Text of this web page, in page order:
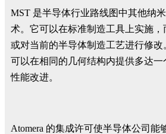
MST 是半导体行业路线图中其他纳
术。它可以在标准制造工具上实施
或对当前的半导体制造工艺进行修
可以在相同的几何结构内提供多达
性能改进。
Atomera 的集成许可使半导体公司能